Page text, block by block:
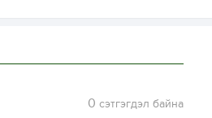
0 сэтгэгдэл байна